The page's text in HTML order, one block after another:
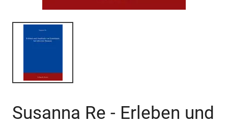
Susanna Re - Erleben und